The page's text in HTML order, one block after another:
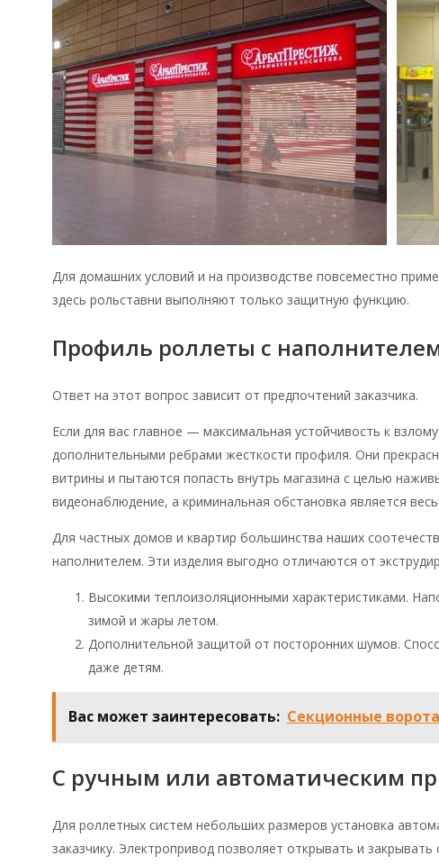
Для домашних условий и на производстве повсеместно
здесь рольставни выполняют только защитную функцию.
Профиль роллеты с
Ответ на этот вопрос зависит от предпочтений заказчика.
Если для вас главное — максимальная устойчивость к
дополнительными ребрами жесткости профиля. Они
витрины и пытаются попасть внутрь магазина с целью
видеонаблюдение, а криминальная обстановка является
Для частных домов и квартир большинства наших
наполнителем. Эти изделия выгодно отличаются от
Высокими теплоизоляционными характеристиками.
зимой и жары летом.
Дополнительной защитой от посторонних шумов.
даже детям.
Вас может заинтересовать: Секционные
С ручным или автоматическим
Для роллетных систем небольших размеров установка
заказчику. Электропривод позволяет открывать и